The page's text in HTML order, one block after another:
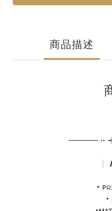
商品描述
───── ••
┆
‣